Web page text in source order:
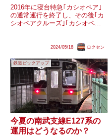
2016年に寝台特急｢カシオペア｣
の通常運行を終了し、その後｢カ
シオペアクルーズ｣｢カシオペア
行されているE26系客車。客車で
ですが、その機関車は計...
2024/05/18 ロクセン
鉄道ピックアップ
今夏の南武支線E127系の
運用はどうなるのか？